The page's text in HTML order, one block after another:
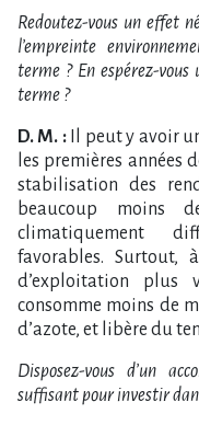
Redoutez-vous un effet
l’empreinte
terme ? En espérez-vous
terme ?
D. M. :
Il peut y avoir
les premières années
stabilisation des
beaucoup moins
climatiquement
favorables. Surtout,
d’exploitation plus
consomme moins de
d’azote, et libère du
Disposez-vous d’un
suffisant pour investir